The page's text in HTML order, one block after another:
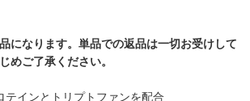
になります。単品での返品は一切お受けして
めご了承ください。
テインとトリプトファンを配合